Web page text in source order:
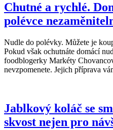
Chutné a rychlé.
polévce
Nudle do polévky. Můžete je
Pokud však ochutnáte domácí
foodblogerky Markéty
nevzpomenete. Jejich příprava
Jablkový koláč se
skvost nejen pro